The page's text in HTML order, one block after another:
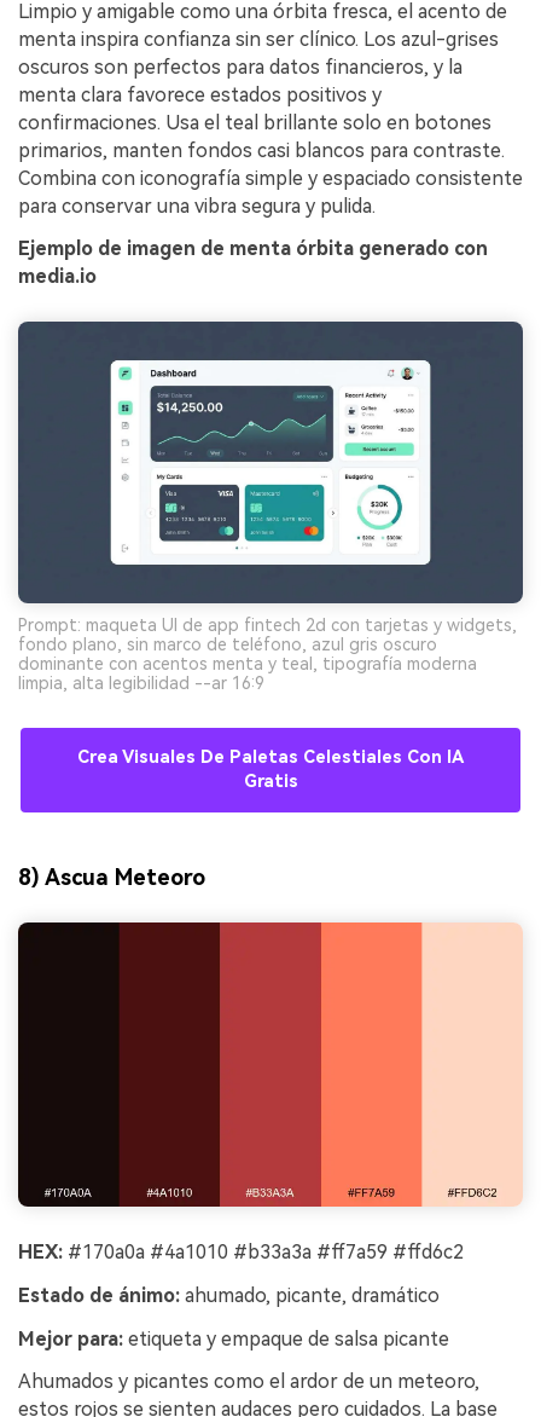
Limpio y amigable como una órbita fresca, el acento de
menta inspira confianza sin ser clínico. Los azul-grises
oscuros son perfectos para datos financieros, y la
menta clara favorece estados positivos y
confirmaciones. Usa el teal brillante solo en botones
primarios, manten fondos casi blancos para contraste.
Combina con iconografía simple y espaciado consistente
para conservar una vibra segura y pulida.
Ejemplo de imagen de menta órbita generado con
media.io
Prompt: maqueta UI de app fintech 2d con tarjetas y widgets,
fondo plano, sin marco de teléfono, azul gris oscuro
dominante con acentos menta y teal, tipografía moderna
limpia, alta legibilidad --ar 16:9
Crea Visuales De Paletas Celestiales Con IA
Gratis
8) Ascua Meteoro
HEX: #170a0a #4a1010 #b33a3a #ff7a59 #ffd6c2
Estado de ánimo: ahumado, picante, dramático
Mejor para: etiqueta y empaque de salsa picante
Ahumados y picantes como el ardor de un meteoro,
estos rojos se sienten audaces pero cuidados. La base